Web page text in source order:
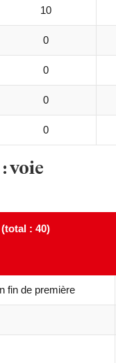
10
0
0
0
0
voie
: 40)
fin de première